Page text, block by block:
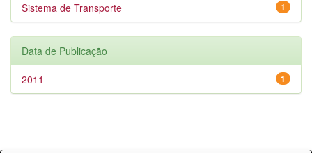
1
Sistema de Transporte
Data de Publicação
1
2011